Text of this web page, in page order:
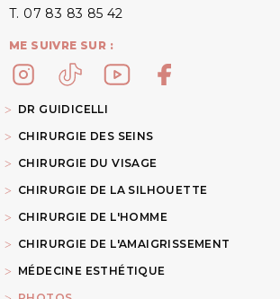
T. 07 83 83 85 42
ME SUIVRE SUR :
DR GUIDICELLI
CHIRURGIE DES SEINS
CHIRURGIE DU VISAGE
CHIRURGIE DE LA SILHOUETTE
CHIRURGIE DE L'HOMME
CHIRURGIE DE L'AMAIGRISSEMENT
MÉDECINE ESTHÉTIQUE